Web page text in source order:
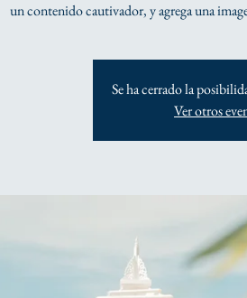
un contenido cautivador, y agrega una
Se ha cerrado la
Ver otros